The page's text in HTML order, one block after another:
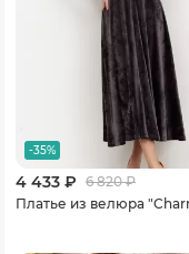
-35%
4 433 ₽ 6 820₽
Платье из велюра